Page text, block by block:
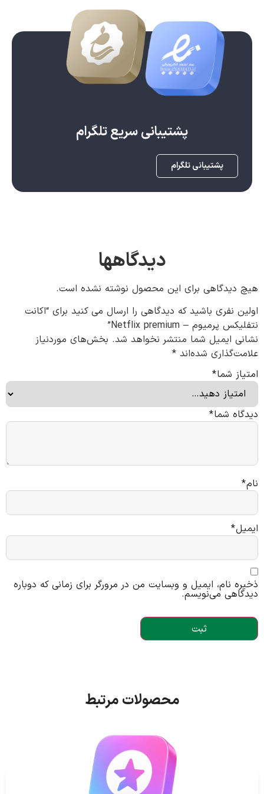
پشتیبانی سریع تلگرام
پشتیبانی تلگرام
دیدگاهها
هیچ دیدگاهی برای این محصول نوشته نشده است.
اولین نفری باشید که دیدگاهی را ارسال می کنید برای “اکانت
نتفلیکس پرمیوم – Netflix premium”
نشانی ایمیل شما منتشر نخواهد شد. بخش‌های موردنیاز
علامت‌گذاری شده‌اند *
امتیاز شما*
دیدگاه شما*
نام*
ایمیل*
ذخیره نام، ایمیل و وبسایت من در مرورگر برای زمانی که دوباره
دیدگاهی می‌نویسم.
محصولات مرتبط